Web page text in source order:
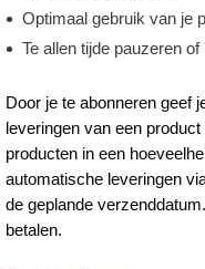
Optimaal gebruik van je
Te allen tijde pauzeren
Door je te abonneren geef
leveringen van een
producten in een
automatische leveringen
de geplande
betalen.